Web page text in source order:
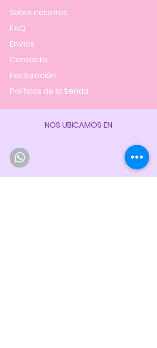
Sobre nosotros
FAQ
Envíos
Contacto
Facturación
Políticas de la tienda
NOS UBICAMOS EN